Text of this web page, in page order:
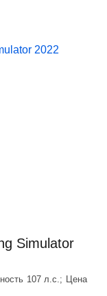
Simulator
107 л.c.; Цена